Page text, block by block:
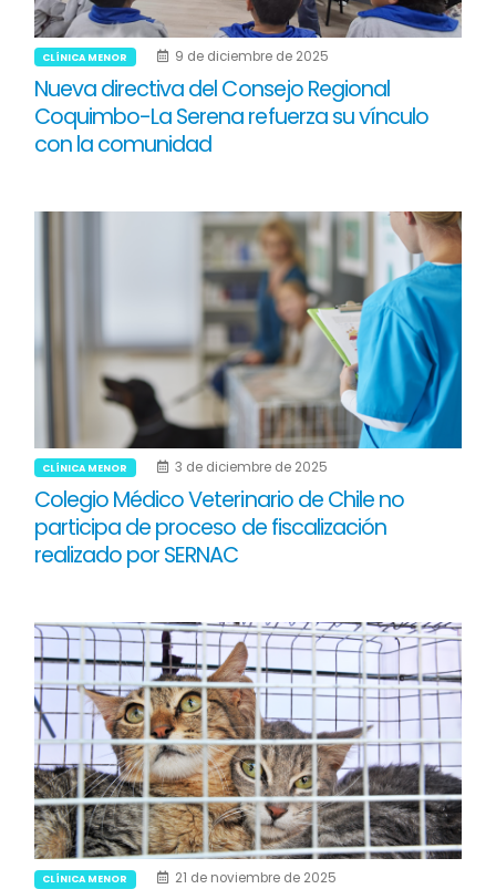
CLÍNICA MENOR 9 de diciembre de 2025
Nueva directiva del Consejo Regional
Coquimbo-La Serena refuerza su vínculo
con la comunidad
CLÍNICA MENOR 3 de diciembre de 2025
Colegio Médico Veterinario de Chile no
participa de proceso de fiscalización
realizado por SERNAC
CLÍNICA MENOR 21 de noviembre de 2025